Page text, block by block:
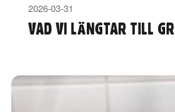
2026-03-31
VAD VI LÄNGTAR TILL